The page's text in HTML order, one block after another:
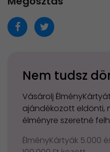
Nem tudsz
Vásárolj
ajándékozott eldönti,
élményre szeretné
ÉlményKártyák 5.000